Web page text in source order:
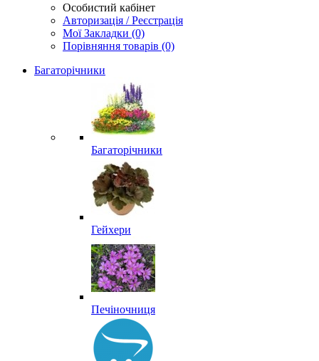
Особистий кабінет
Авторизація / Реєстрація
Мої Закладки (0)
Порівняння товарів (0)
Багаторічники
Багаторічники
Гейхери
Печіночниця